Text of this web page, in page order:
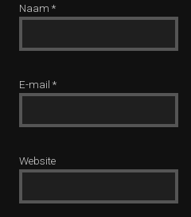
Naam *
E-mail *
Website